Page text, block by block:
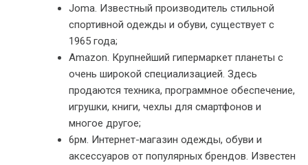
Joma. Известный производитель стильной
спортивной одежды и обуви, существует с
1965 года;
Amazon. Крупнейший гипермаркет планеты с
очень широкой специализацией. Здесь
продаются техника, программное обеспечение,
игрушки, книги, чехлы для смартфонов и
многое другое;
6рм. Интернет-магазин одежды, обуви и
аксессуаров от популярных брендов. Известен